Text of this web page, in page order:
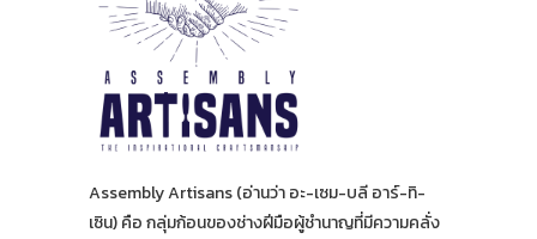
Assembly Artisans (อ่านว่า อะ-เซม-บลี อาร์-ทิ-
เซิน) คือ กลุ่มก้อนของช่างฝีมือผู้ชำนาญที่มีความคลั่ง